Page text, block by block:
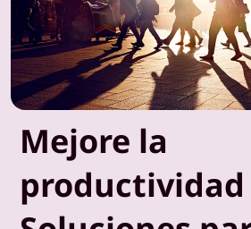
Mejore la
productividad